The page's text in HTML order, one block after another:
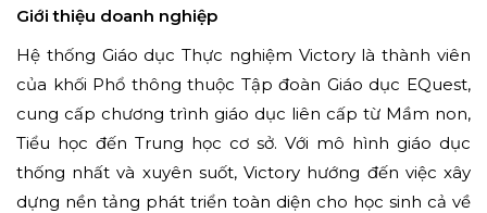
Giới thiệu doanh nghiệp
Hệ thống Giáo dục Thực nghiệm Victory là thành viên
của khối Phổ thông thuộc Tập đoàn Giáo dục EQuest,
cung cấp chương trình giáo dục liên cấp từ Mầm non,
Tiểu học đến Trung học cơ sở. Với mô hình giáo dục
thống nhất và xuyên suốt, Victory hướng đến việc xây
dựng nền tảng phát triển toàn diện cho học sinh cả về